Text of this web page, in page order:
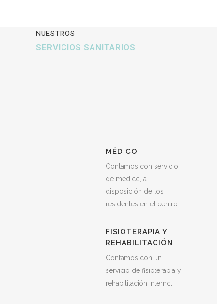
NUESTROS
SERVICIOS SANITARIOS
MÉDICO
Contamos con servicio
de médico, a
disposición de los
residentes en el centro.
FISIOTERAPIA Y
REHABILITACIÓN
Contamos con un
servicio de fisioterapia y
rehabilitación interno.